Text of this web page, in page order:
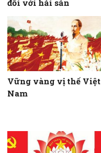
đối với hải sản
Vững vàng vị thế Việt
Nam